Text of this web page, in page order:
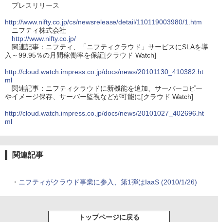
プレスリリース
http://www.nifty.co.jp/cs/newsrelease/detail/110119003980/1.htm
ニフティ株式会社
http://www.nifty.co.jp/
関連記事：ニフティ、「ニフティクラウド」サービスにSLAを導
入～99.95％の月間稼働率を保証[クラウド Watch]
http://cloud.watch.impress.co.jp/docs/news/20101130_410382.ht
ml
関連記事：ニフティクラウドに新機能を追加、サーバーコピー
やイメージ保存、サーバー監視などが可能に[クラウド Watch]
http://cloud.watch.impress.co.jp/docs/news/20101027_402696.ht
ml
関連記事
・ ニフティがクラウド事業に参入、第1弾はIaaS (2010/1/26)
トップページに戻る